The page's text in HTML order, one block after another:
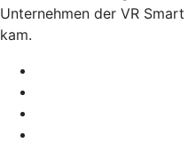
Unternehmen der VR
kam.